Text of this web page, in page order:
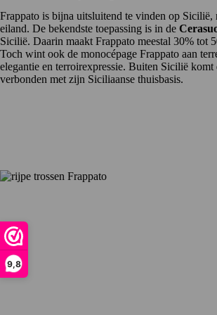
9,8
Frappato is bijna uitsluitend te vinden op Sicilië,
eiland. De bekendste toepassing is in de
Sicilië. Daarin maakt Frappato meestal 30% tot
Toch wint ook de monocépage Frappato aan
elegantie en terroirexpressie. Buiten Sicilië
verbonden met zijn Siciliaanse thuisbasis.